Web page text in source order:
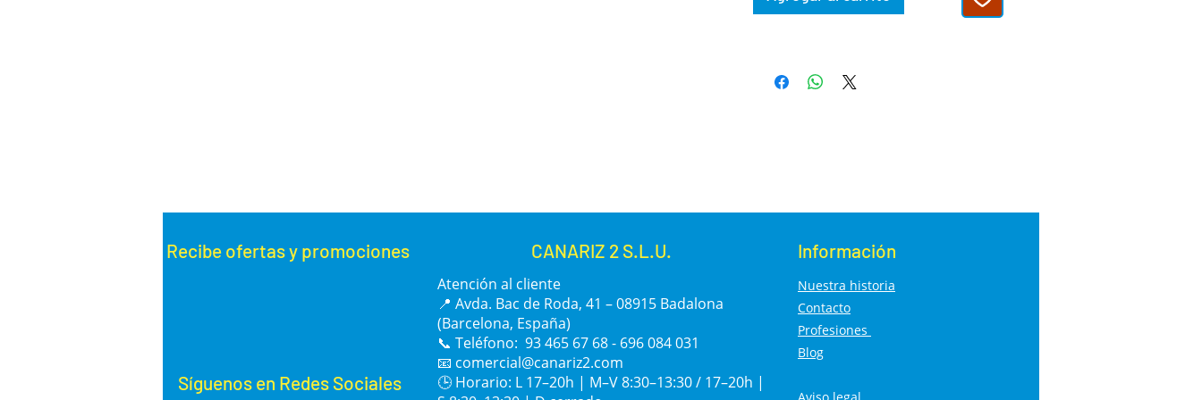
Recibe ofertas y promociones
Síguenos en Redes Sociales
CANARIZ 2 S.L.U.
Atención al cliente
📍 Avda. Bac de Roda, 41 – 08915 Badalona
(Barcelona, España)
📞 Teléfono: 93 465 67 68 - 696 084 031
📧 comercial@canariz2.com
🕒 Horario: L 17–20h | M–V 8:30–13:30 / 17–20h |
Información
Nuestra historia
Contacto
Profesiones
Blog